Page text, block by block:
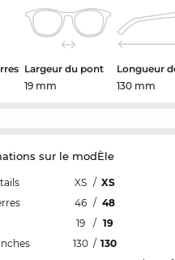
Largeur du pont
19 mm
Longueur
130 mm
sur le modÈle
XS / XS
46 / 48
19 / 19
130 / 130